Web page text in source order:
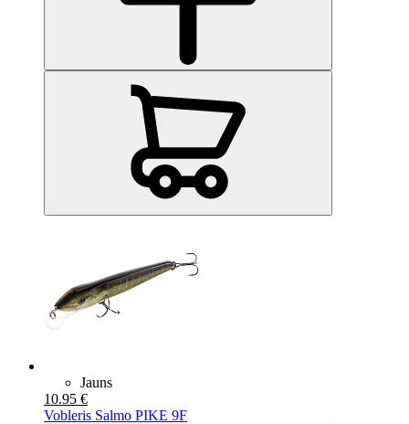
Jauns
10.95 €
Vobleris Salmo PIKE 9F